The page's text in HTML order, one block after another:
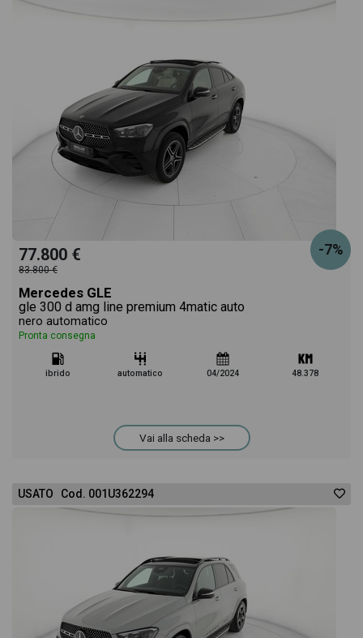
-7%
77.800 €
83.800 €
Mercedes GLE
gle 300 d amg line premium 4matic auto
nero automatico
Pronta consegna
ibrido automatico 04/2024 48.378
Vai alla scheda >>
USATO Cod. 001U362294